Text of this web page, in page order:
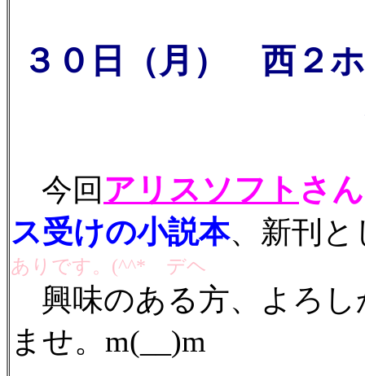
３０日（月） 西２
今回 アリスソフト さん
ス受けの小説本、新刊と
ありです。(^^*ゞデヘ
興味のある方、よろし
ませ。m(__)m